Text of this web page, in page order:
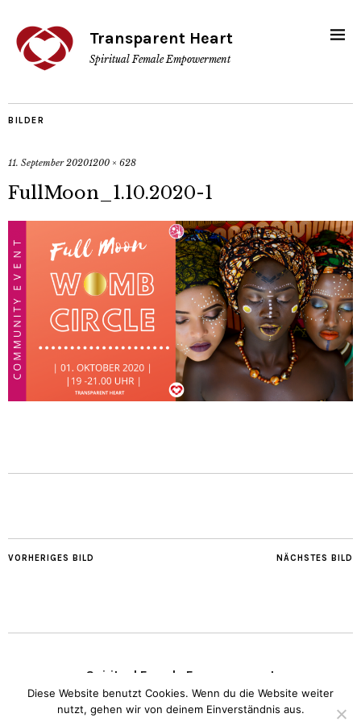
Transparent Heart
Spiritual Female Empowerment
BILDER
11. September 20201200 × 628
FullMoon_1.10.2020-1
NÄCHSTES BILD
VORHERIGES BILD
Spiritual Female Empowerment
Diese Website benutzt Cookies. Wenn du die Website weiter
nutzt, gehen wir von deinem Einverständnis aus.